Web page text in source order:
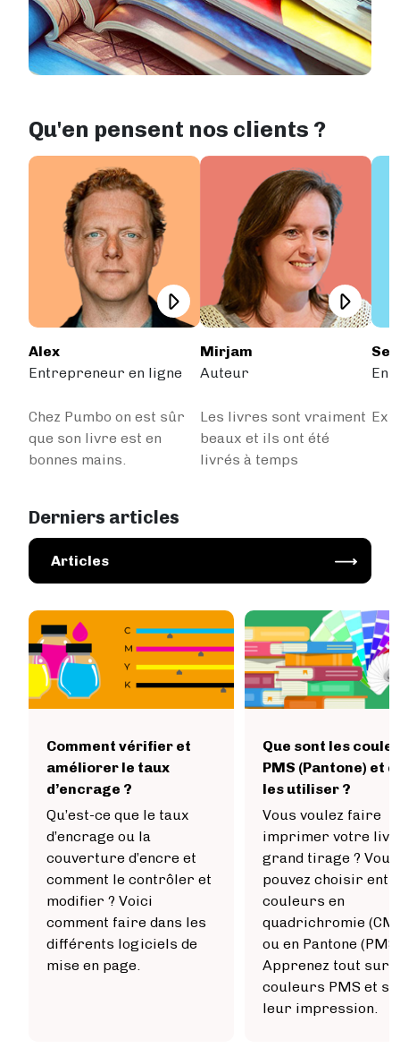
Qu'en pensent nos clients ?
Alex
Entrepreneur en ligne
Chez Pumbo on est sûr
que son livre est en
bonnes mains.
Mirjam
Auteur
Les livres sont vraiment
beaux et ils ont été
livrés à temps
Derniers articles
Image
Articles
Comment vérifier et
améliorer le taux
d’encrage ?
Qu’est-ce que le taux
d’encrage ou la
couverture d’encre et
comment le contrôler et
modifier ? Voici
comment faire dans les
différents logiciels de
mise en page.
Que sont les
PMS (Pantone) et
les utiliser ?
Vous voulez faire
imprimer votre
grand tirage ? Vous
pouvez choisir
couleurs en
quadrichromie
ou en Pantone
Apprenez tout sur
couleurs PMS et
leur impression.